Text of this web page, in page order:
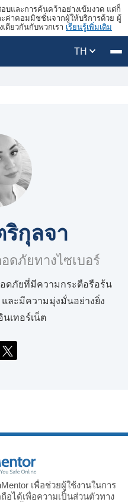
บและการค้นคว้าอย่างเข้มงวด แต่ก็
ค่าคอมมิชชั่นจากผู้ให้บริการด้วย ผู้
ดียวกันกับพวกเรา เรียนรู้เพิ่มเติม
TH
กุลจา
ดภัยทางไซเบอร์
ดภัยที่มีความกระตือรือร้น
ละมีความมุ่งมั่นอย่างยิ่ง
เทอร์เน็ต
เพื่อช่วยผู้ใช้งานในการ
อได้เพื่อความเป็นส่วนตัวทาง